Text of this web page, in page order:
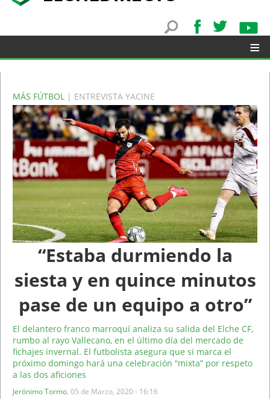
≡
▼
MÁS FÚTBOL | ENTREVISTA YACINE
“Estaba durmiendo la
siesta y en quince minutos
pase de un equipo a otro”
El delantero franco marroquí analiza su salida del Elche CF,
rumbo al rayo Vallecano, en el último día del mercado de
fichajes invernal. El futbolista asegura que si marca el
próximo domingo hará una celebración “mixta” por respeto
a las dos aficiones
Jerónimo Tormo, 05 de Marzo, 2020 - 16:16